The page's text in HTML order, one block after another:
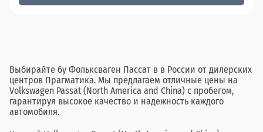
Выбирайте бу Фольксваген Пассат в в России от дилерских
центров Прагматика. Мы предлагаем отличные цены на
Volkswagen Passat (North America and China) с пробегом,
гарантируя высокое качество и надежность каждого
автомобиля.